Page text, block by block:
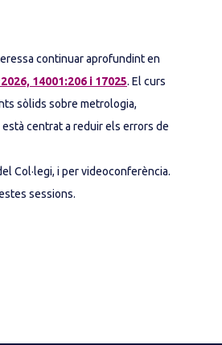
continuar aprofundint en
14001:206 i 17025. El curs
sòlids sobre metrologia,
centrat a reduir els errors de
Col·legi, i per videoconferència.
sessions.